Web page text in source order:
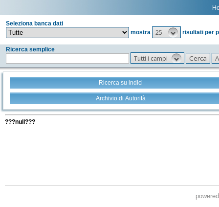
Seleziona banca dati
mostra
25 risultati per
Ricerca semplice
Tutti i campi
Ricerca su indici
Archivio di Autorità
???null???